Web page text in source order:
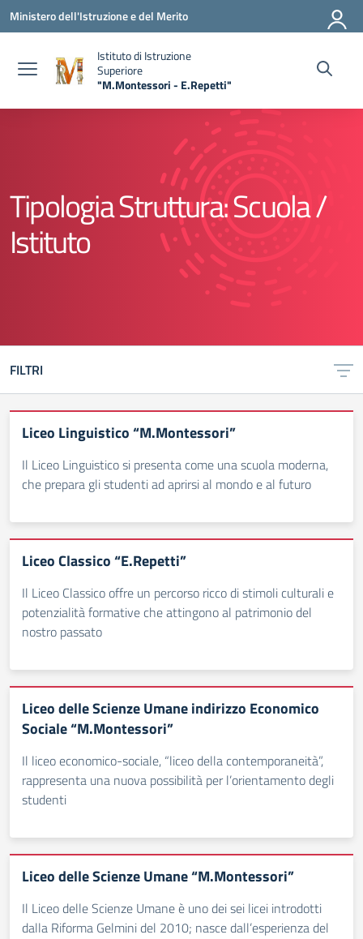
Vai ai contenuti
Vai al menu di navigazione
Vai al footer
Ministero dell'Istruzione e del Merito
Istituto di Istruzione
Superiore
"M.Montessori - E.Repetti"
Tipologia Struttura:Scuola /
Istituto
FILTRI
Liceo Linguistico “M.Montessori”
Il Liceo Linguistico si presenta come una scuola moderna,
che prepara gli studenti ad aprirsi al mondo e al futuro
Liceo Classico “E.Repetti”
Il Liceo Classico offre un percorso ricco di stimoli culturali e
potenzialità formative che attingono al patrimonio del
nostro passato
Liceo delle Scienze Umane indirizzo Economico
Sociale “M.Montessori”
Il liceo economico-sociale, “liceo della contemporaneità”,
rappresenta una nuova possibilità per l’orientamento degli
studenti
Liceo delle Scienze Umane “M.Montessori”
Il Liceo delle Scienze Umane è uno dei sei licei introdotti
dalla Riforma Gelmini del 2010; nasce dall’esperienza del